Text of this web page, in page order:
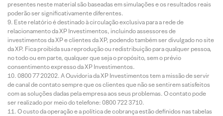
presentes neste material são baseadas em simulações e os resultados reais
poderão ser significativamente diferentes.
Este relatório é destinado à circulação exclusiva para a rede de
relacionamento da XP Investimentos, incluindo assessores de
investimentos da XP e clientes da XP, podendo também ser divulgado no site
da XP. Fica proibida sua reprodução ou redistribuição para qualquer pessoa,
no todo ou em parte, qualquer que seja o propósito, sem o prévio
consentimento expresso da XP Investimentos.
0800 77 20202. A Ouvidoria da XP Investimentos tem a missão de servir
de canal de contato sempre que os clientes que não se sentirem satisfeitos
com as soluções dadas pela empresa aos seus problemas. O contato pode
ser realizado por meio do telefone: 0800 722 3710.
O custo da operação e a política de cobrança estão definidos nas tabelas